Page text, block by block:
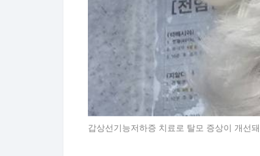
갑상선기능저하증 치료로 탈모 증상이 개선